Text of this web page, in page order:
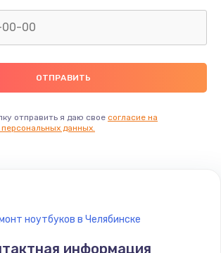
1000 руб.
Заказать
платы управления
3500 руб.
отправить я даю свое согласие на
данных.
ноутбуков в Челябинске
информация